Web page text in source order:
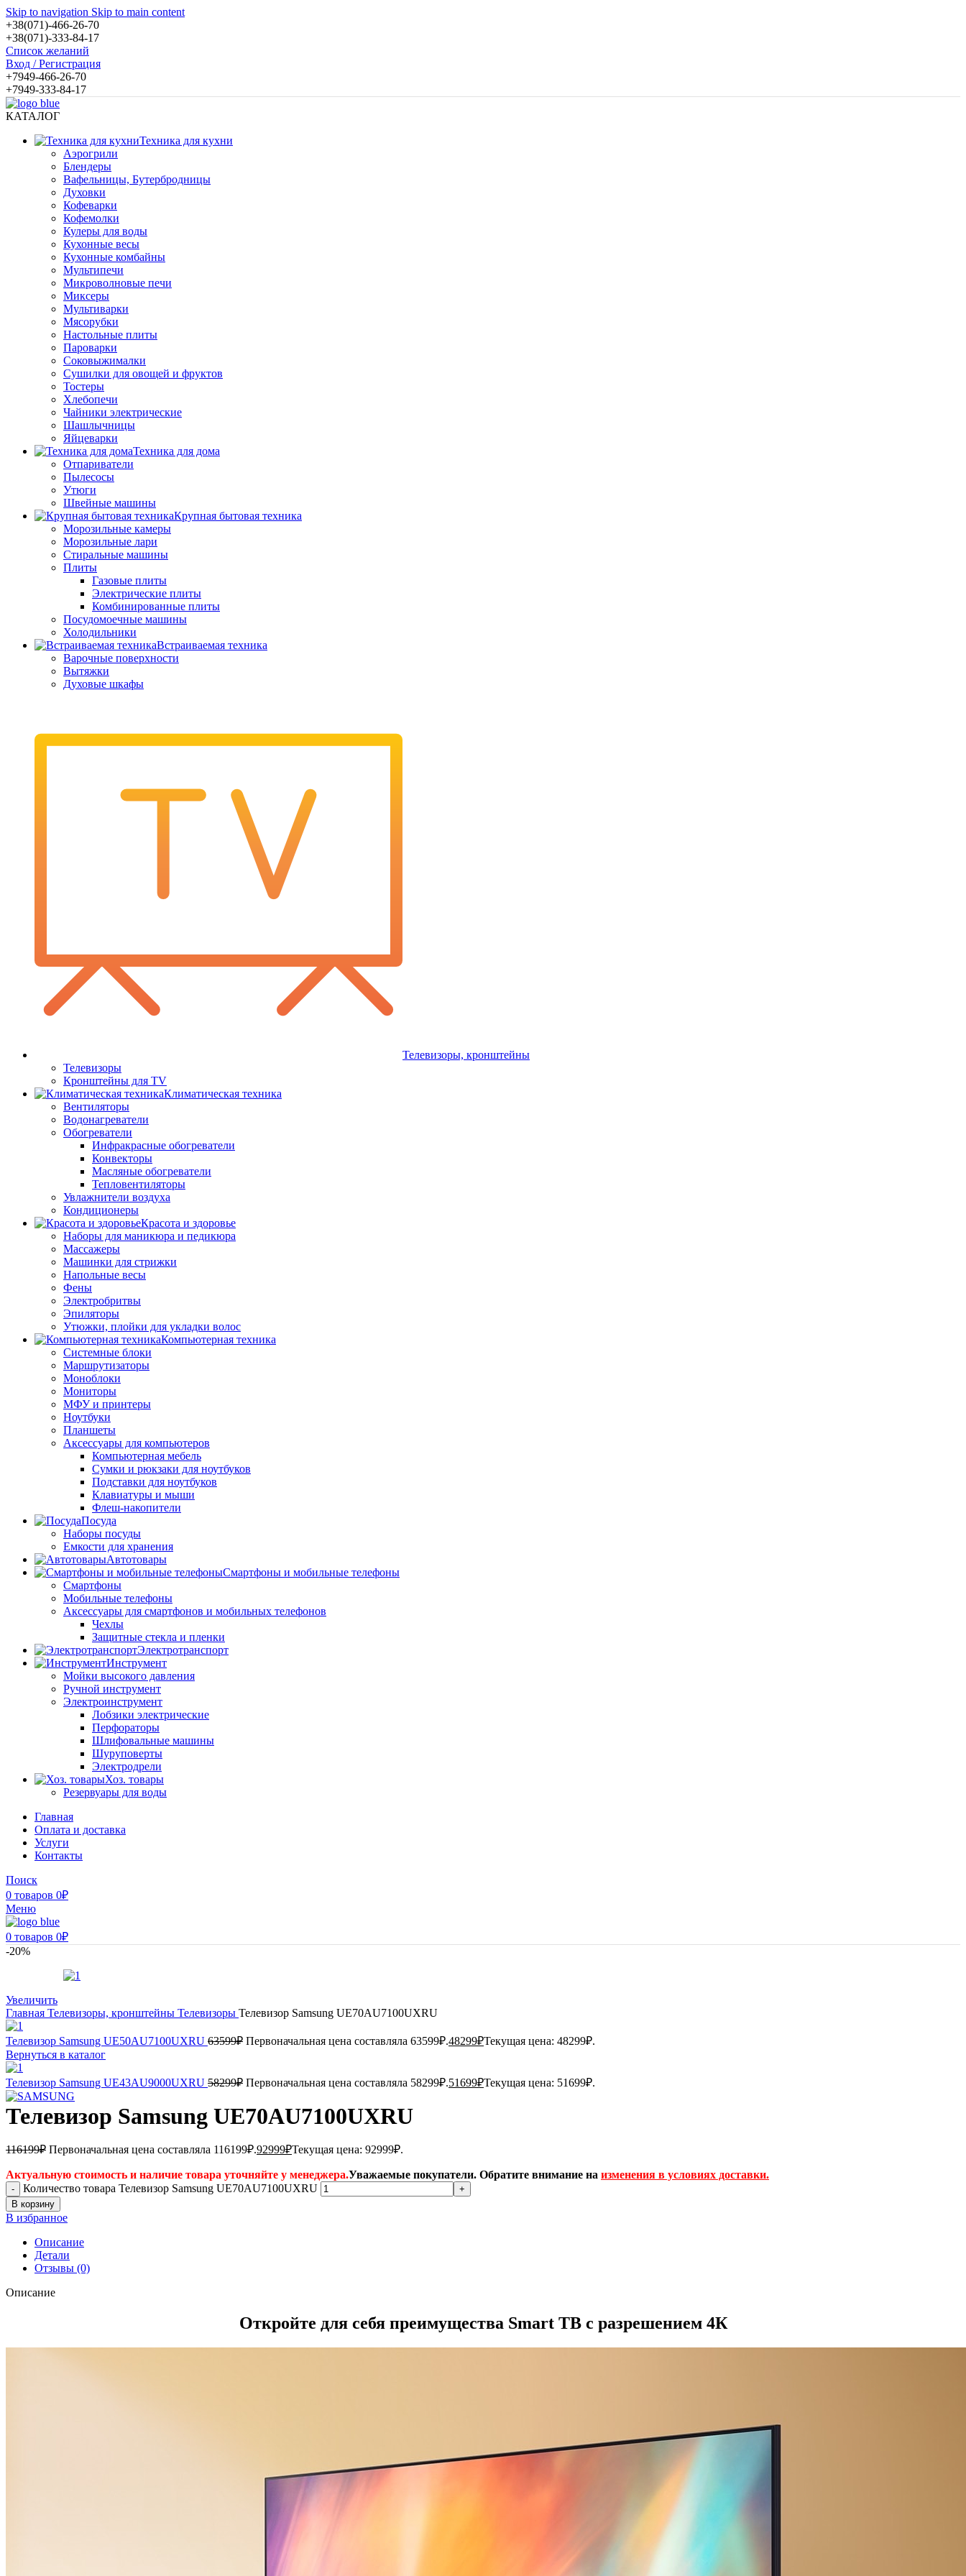
Skip to navigation Skip to main content
+38(071)-466-26-70
+38(071)-333-84-17
Список желаний
Вход / Регистрация
+7949-466-26-70
+7949-333-84-17
КАТАЛОГ
Техника для кухни
Аэрогрили
Блендеры
Вафельницы, Бутербродницы
Духовки
Кофеварки
Кофемолки
Кулеры для воды
Кухонные весы
Кухонные комбайны
Мультипечи
Микроволновые печи
Миксеры
Мультиварки
Мясорубки
Настольные плиты
Пароварки
Соковыжималки
Сушилки для овощей и фруктов
Тостеры
Хлебопечи
Чайники электрические
Шашлычницы
Яйцеварки
Техника для дома
Отпариватели
Пылесосы
Утюги
Швейные машины
Крупная бытовая техника
Морозильные камеры
Морозильные лари
Стиральные машины
Плиты
Газовые плиты
Электрические плиты
Комбинированные плиты
Посудомоечные машины
Холодильники
Встраиваемая техника
Варочные поверхности
Вытяжки
Духовые шкафы
Телевизоры, кронштейны
Телевизоры
Кронштейны для TV
Климатическая техника
Вентиляторы
Водонагреватели
Обогреватели
Инфракрасные обогреватели
Конвекторы
Масляные обогреватели
Тепловентиляторы
Увлажнители воздуха
Кондиционеры
Красота и здоровье
Наборы для маникюра и педикюра
Массажеры
Машинки для стрижки
Напольные весы
Фены
Электробритвы
Эпиляторы
Утюжки, плойки для укладки волос
Компьютерная техника
Системные блоки
Маршрутизаторы
Моноблоки
Мониторы
МФУ и принтеры
Ноутбуки
Планшеты
Аксессуары для компьютеров
Компьютерная мебель
Сумки и рюкзаки для ноутбуков
Подставки для ноутбуков
Клавиатуры и мыши
Флеш-накопители
Посуда
Наборы посуды
Емкости для хранения
Автотовары
Смартфоны и мобильные телефоны
Смартфоны
Мобильные телефоны
Аксессуары для смартфонов и мобильных телефонов
Чехлы
Защитные стекла и пленки
Электротранспорт
Инструмент
Мойки высокого давления
Ручной инструмент
Электроинструмент
Лобзики электрические
Перфораторы
Шлифовальные машины
Шуруповерты
Электродрели
Хоз. товары
Резервуары для воды
Главная
Оплата и доставка
Услуги
Контакты
Поиск
0 товаров 0₽
Меню
0 товаров 0₽
-20%
Увеличить
Главная Телевизоры, кронштейны Телевизоры Телевизор Samsung UE70AU7100UXRU
Телевизор Samsung UE50AU7100UXRU 63599₽ Первоначальная цена составляла 63599₽.48299₽Текущая цена: 48299₽.
Вернуться в каталог
Телевизор Samsung UE43AU9000UXRU 58299₽ Первоначальная цена составляла 58299₽.51699₽Текущая цена: 51699₽.
Телевизор Samsung UE70AU7100UXRU
116199₽ Первоначальная цена составляла 116199₽.92999₽Текущая цена: 92999₽.
Актуальную стоимость и наличие товара уточняйте у менеджера.Уважаемые покупатели. Обратите внимание на изменения в условиях доставки.
Количество товара Телевизор Samsung UE70AU7100UXRU
В корзину
В избранное
Описание
Детали
Отзывы (0)
Описание
Откройте для себя преимущества Smart ТВ с разрешением 4К